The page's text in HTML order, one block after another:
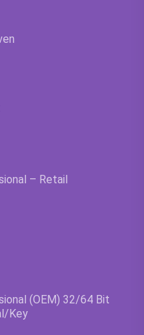
– Retail
(OEM) 32/64 Bit
Key